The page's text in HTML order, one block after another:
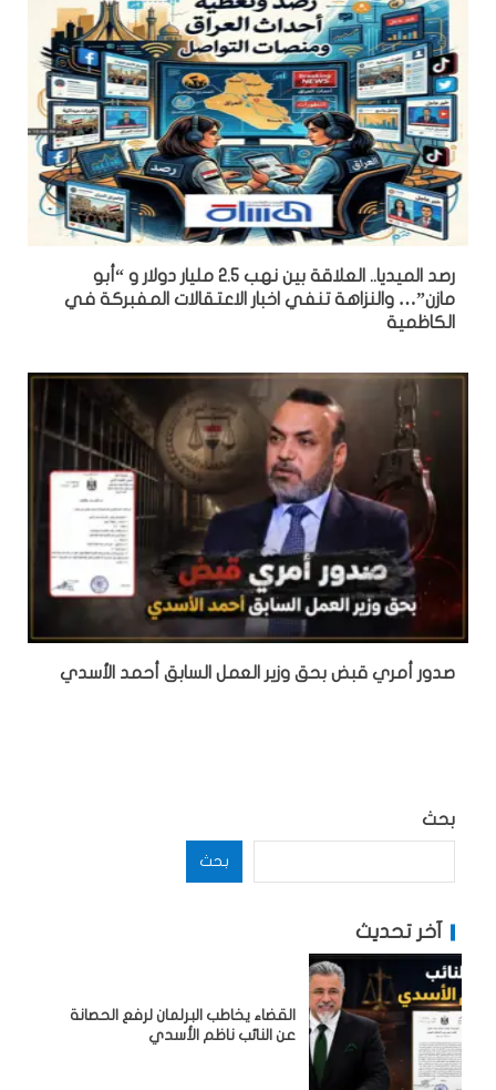
رصد الميديا.. العلاقة بين نهب 2.5 مليار دولار و “أبو
مازن”… والنزاهة تنفي اخبار الاعتقالات المفبركة في
الكاظمية
صدور أمري قبض بحق وزير العمل السابق أحمد الأسدي
بحث
بحث
آخر تحديث
القضاء يخاطب البرلمان لرفع الحصانة
عن النائب ناظم الأسدي